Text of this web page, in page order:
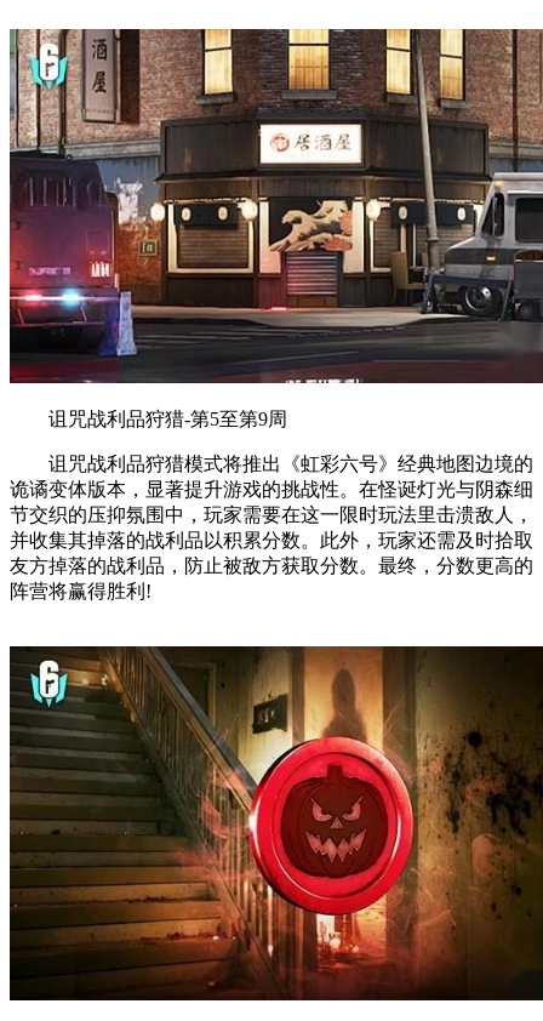
诅咒战利品狩猎-第5至第9周
诅咒战利品狩猎模式将推出《虹彩六号》经典地图边境的
诡谲变体版本，显著提升游戏的挑战性。在怪诞灯光与阴森细
节交织的压抑氛围中，玩家需要在这一限时玩法里击溃敌人，
并收集其掉落的战利品以积累分数。此外，玩家还需及时拾取
友方掉落的战利品，防止被敌方获取分数。最终，分数更高的
阵营将赢得胜利!